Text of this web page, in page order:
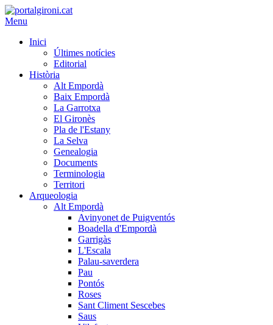
Menu
Inici
Últimes notícies
Editorial
Història
Alt Empordà
Baix Empordà
La Garrotxa
El Gironès
Pla de l'Estany
La Selva
Genealogia
Documents
Terminologia
Territori
Arqueologia
Alt Empordà
Avinyonet de Puigventós
Boadella d'Empordà
Garrigàs
L'Escala
Palau-saverdera
Pau
Pontós
Roses
Sant Climent Sescebes
Saus